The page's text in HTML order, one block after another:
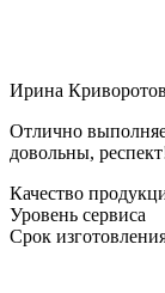
Ирина
Отлично
довольны,
Качество
Уровень сервиса
Срок